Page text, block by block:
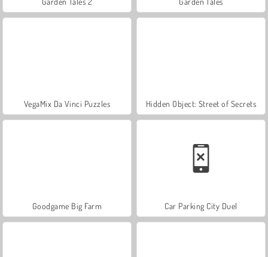
VegaMix Da Vinci Puzzles Hidden Object: Street of Secrets
Goodgame Big Farm Car Parking City Duel